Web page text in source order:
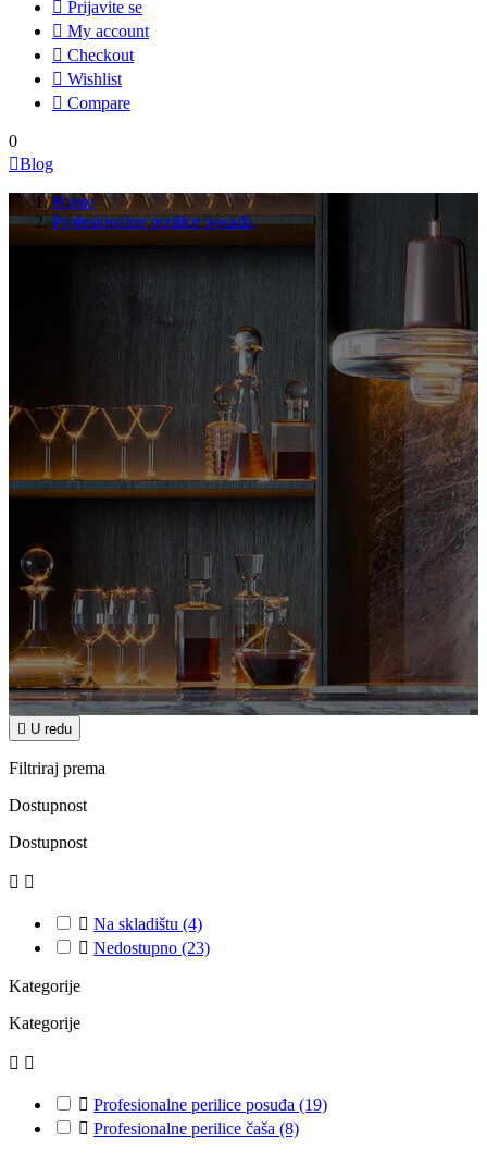
 Prijavite se
 My account
 Checkout
 Wishlist
 Compare
0
Blog
Home
Profesionalne perilice posuđa
 U redu
Filtriraj prema
Dostupnost
Dostupnost
 
 Na skladištu (4)
 Nedostupno (23)
Kategorije
Kategorije
 
 Profesionalne perilice posuđa (19)
 Profesionalne perilice čaša (8)